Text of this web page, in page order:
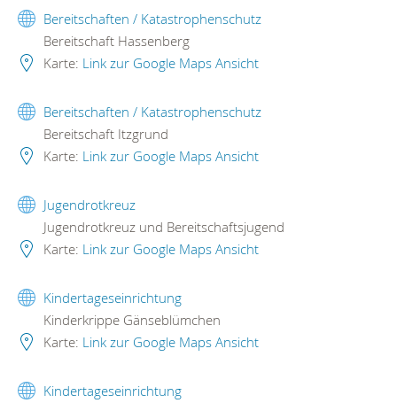
Bereitschaften / Katastrophenschutz
Bereitschaft Hassenberg
Karte: Link zur Google Maps Ansicht
Bereitschaften / Katastrophenschutz
Bereitschaft Itzgrund
Karte: Link zur Google Maps Ansicht
Jugendrotkreuz
Jugendrotkreuz und Bereitschaftsjugend
Karte: Link zur Google Maps Ansicht
Kindertageseinrichtung
Kinderkrippe Gänseblümchen
Karte: Link zur Google Maps Ansicht
Kindertageseinrichtung